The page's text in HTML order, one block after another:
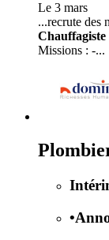
Le 3 mars
...recrute des
Chauffagiste
Missions : -...
•